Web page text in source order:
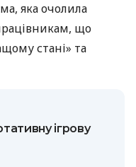
яка очолила
що
стані» та
ігрову